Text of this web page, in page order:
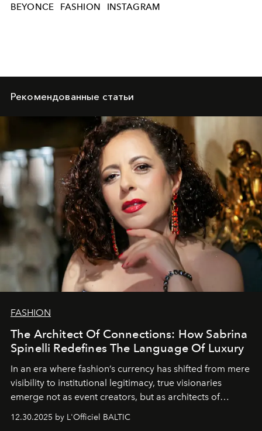
BEYONCE FASHION INSTAGRAM
Рекомендованные статьи
FASHION
The Architect Of Connections: How Sabrina
Spinelli Redefines The Language Of Luxury
In an era where fashion’s currency has shifted from mere
visibility to institutional legitimacy, true visionaries
emerge not as event creators, but as architects of
brand strategist with three decades of mastery in luxury,
12.30.2025 by L'Officiel BALTIC